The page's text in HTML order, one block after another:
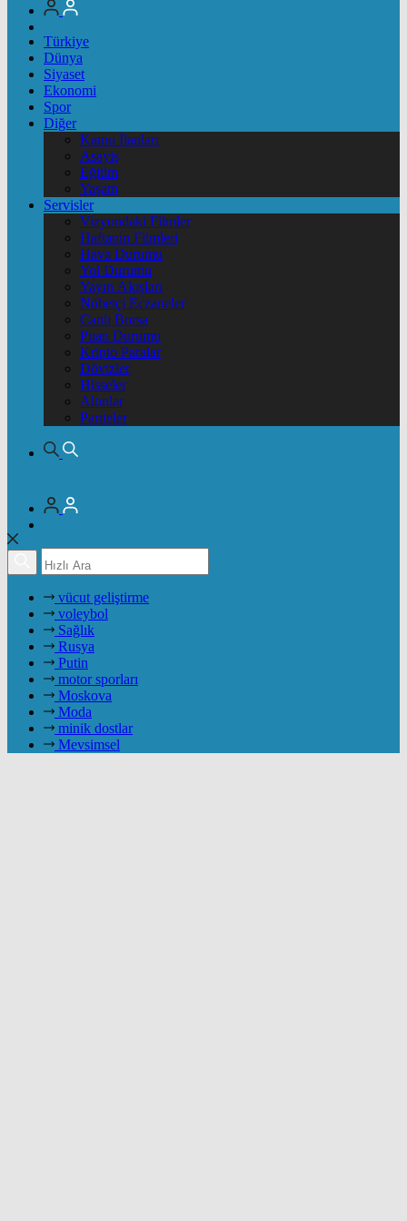
Türkiye
Dünya
Siyaset
Ekonomi
Spor
Diğer
Kamu İlanları
Asayiş
Eğitim
Yaşam
Servisler
Vizyondaki Filmler
Haftanin Filmleri
Hava Durumu
Yol Durumu
Yayın Akışları
Nöbetçi Eczaneler
Canlı Borsa
Puan Durumu
Kripto Paralar
Dövizler
Hisseler
Altınlar
Pariteler
vücut geliştirme
voleybol
Sağlık
Rusya
Putin
motor sporları
Moskova
Moda
minik dostlar
Mevsimsel